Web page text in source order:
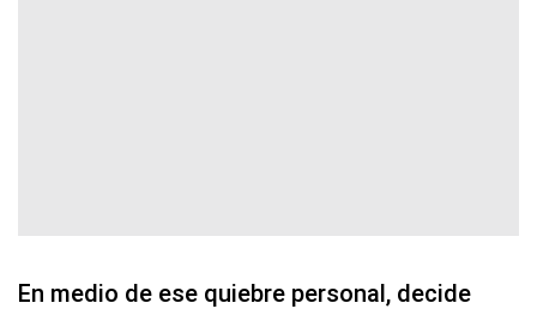
En medio de ese quiebre personal, decide